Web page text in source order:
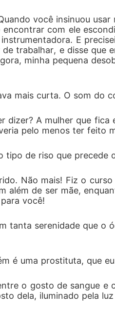
você insinuou
com ele
E
trabalhar, e disse
minha pequena
mais curta. O som do
dizer? A mulher que
pelo menos ter feito
tipo de riso que precede
Não mais! Fiz o
além de ser mãe,
você!
tanta serenidade que o
é uma prostituta, que
o gosto de sangue
dela, iluminado pela